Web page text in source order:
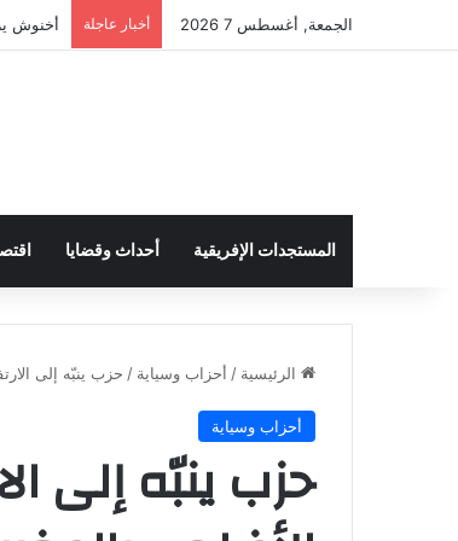
الجمعة, أغسطس 7 2026 أخبار عاجلة أخنوش
المستجدات الإفريقية أحداث وقضايا
الرئيسية / أحزاب وسياية / حزب ينبّه إلى
أحزاب وسياية
حزب ينبّه إلى